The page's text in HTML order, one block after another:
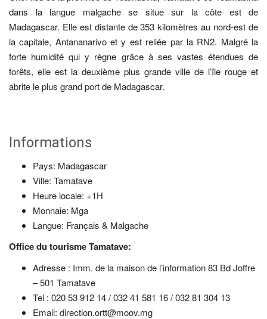
dans la langue malgache se situe sur la côte est de
Madagascar. Elle est distante de 353 kilomètres au nord-est de
la capitale, Antananarivo et y est reliée par la RN2. Malgré la
forte humidité qui y règne grâce à ses vastes étendues de
forêts, elle est la deuxième plus grande ville de l’île rouge et
abrite le plus grand port de Madagascar.
Informations
Pays: Madagascar
Ville: Tamatave
Heure locale: +1H
Monnaie: Mga
Langue: Français & Malgache
Office du tourisme Tamatave:
Adresse : Imm. de la maison de l’information 83 Bd Joffre
– 501 Tamatave
Tel : 020 53 912 14 / 032 41 581 16 / 032 81 304 13
Email: direction.ortt@moov.mg